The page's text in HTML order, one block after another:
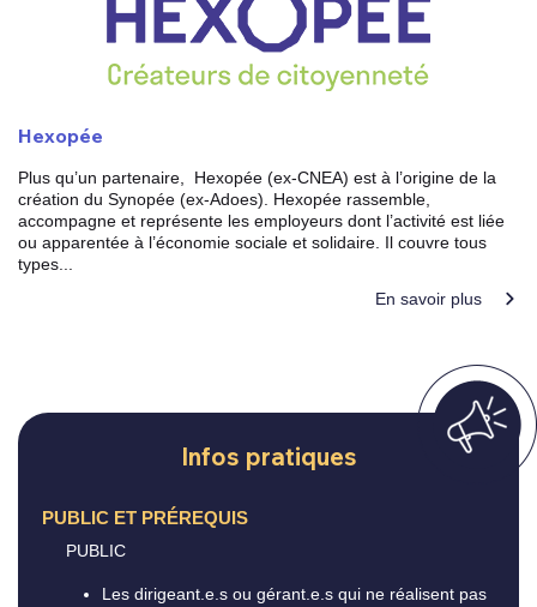
Hexopée
Plus qu’un partenaire, Hexopée (ex-CNEA) est à l’origine de la
création du Synopée (ex-Adoes). Hexopée rassemble,
accompagne et représente les employeurs dont l’activité est liée
ou apparentée à l’économie sociale et solidaire. Il couvre tous
types...
En savoir plus
Infos pratiques
PUBLIC ET PRÉREQUIS
PUBLIC
Les dirigeant.e.s ou gérant.e.s qui ne réalisent pas